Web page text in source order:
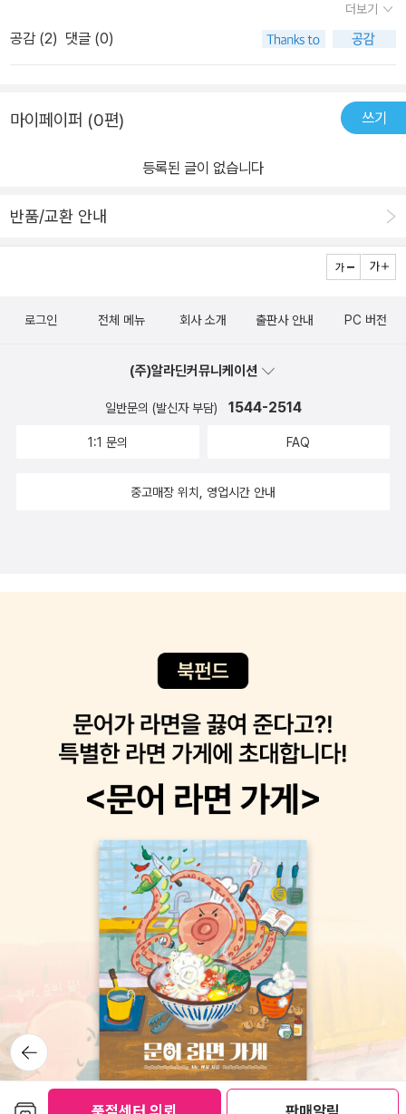
습니다. 늘 시험을 치르고, 언제나 시험문제를 외도록 내모는 곳이라
고 느껴요. 학교를 다니는 아이들은 ‘배우는 즐거움’이나 ‘배운 무언가
를 나누는 기쁨’을 맛볼 겨를이 없어요. 어쩌면, 처음부터 이러한 이야
도 없이, 시험문제와 성적표만 남는 데가 학교인지 몰라요... 나는 알
문제가 하나도 없었어요. 옆을 슬쩍 보았더니 알리스는 거의 다 푼 거
끼려고 했어요. 그러자 알리스가 신경질을 내더니 큰 소리로 외쳤어
잃은 모습이 ‘한국땅다운 학교 모습’으로 뿌리내렸다고 느낍니다. 초·
눈길은 내 꿈이나 뜻이나 사랑이 아닌 성적표 한 가지입니다. 막상 대
증과 이력서만 살피고 맙니다. 학문도 자유도 생각과 사랑도 없는 톱
니바퀴입니다. 왜 학교에서는 삶을 가르치지 않을까요. 왜 학교에서
세우는 까닭은 모든 아이들 머리속에 틀에 박힌 지식조각을 집어넣어
생이 되도록 미리 담금질을 해야 하기 때문이 아닙니다. 학교에서 외
리로 모입니다. 이야기가 있을 때에 학교입니다. 회초리가 있거나 출
석부가 있거나 교과서가 있으면 학교가 아닙니다. 마음이 있을 때에
때에는 학교가 아닙니다. 흙이 있고 나무가 있으며 풀이 자랄 때에 학
교입니다. 시멘트 건물에다가 플라스틱 잔디를 운동장에 깔고는 주차
장이 자동차로 득시글거린다면 학교가 아닙니다. 아이들과 어른들이
삶을 함께 나눌 때에 비로소 학교입니다. 아이들이 서로서로 생각을
먼저 더 살아온 나날을 슬기로이 빛내며 좋은 꿈을 들려줄 때에 시나
브로 학교입니다. .. 수학은 아무래도 모르겠는데 어쩌라고요 … “수
학을 빵점 맞았어요. 아무것도 모르겠단 말이에요. 이제 학교에도 가
기 싫어요!” “잔, 들어 보렴. 그건 그리 큰 문제가 아니야. 넌 국어랑
체육, 음악, 미술을 아주 잘하잖니.” .. (10, 13쪽) 학교에서 시험을
치르던 일은 언제나 괴롭게 떠오릅니다. 수도 없이 치른 시험 가운데
즐거웠던 일은 한 차례조차 없습니다. 시험공부도 괴로울 뿐이요, 시
험을 치르고 나서 온 학교가 몽둥이찜질 소리로 가득 퍼질 때에도 괴
로울 뿐입니다. 가을이면 시골집마다 콩 터는 소리 가득하다지만, 시
험을 치르고 나면 교실마다 교사란 이름을 단 어른들이 학생이란 꼬
더보기
공감 (2) 댓글 (0)
마이페이퍼 (0편) 쓰기
등록된 글이 없습니다
반품/교환 안내
뒤로가
기
로그인 전체 메뉴 회사 소개 출판사 안내 PC 버전
(주)알라딘커뮤니케이션
일반문의 (발신자 부담) 1544-2514
1:1 문의 FAQ
중고매장 위치, 영업시간 안내